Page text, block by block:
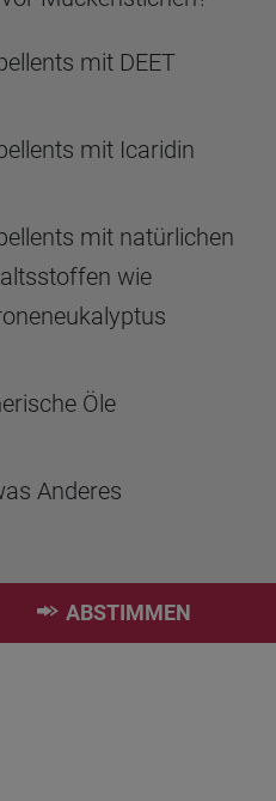
mit DEET
mit Icaridin
mit natürlichen
wie
Öle
Anderes
ABSTIMMEN